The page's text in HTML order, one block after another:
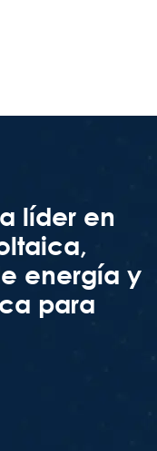
líder en
energía y
para